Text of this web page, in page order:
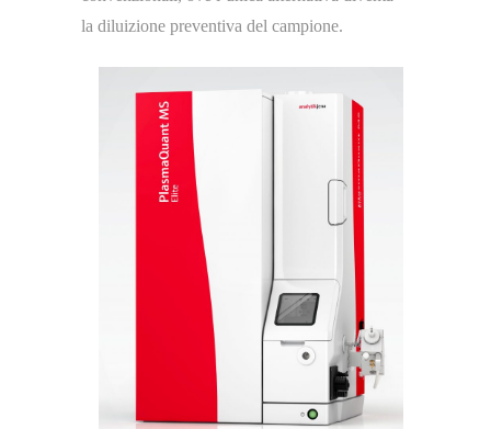
la diluizione preventiva del campione.